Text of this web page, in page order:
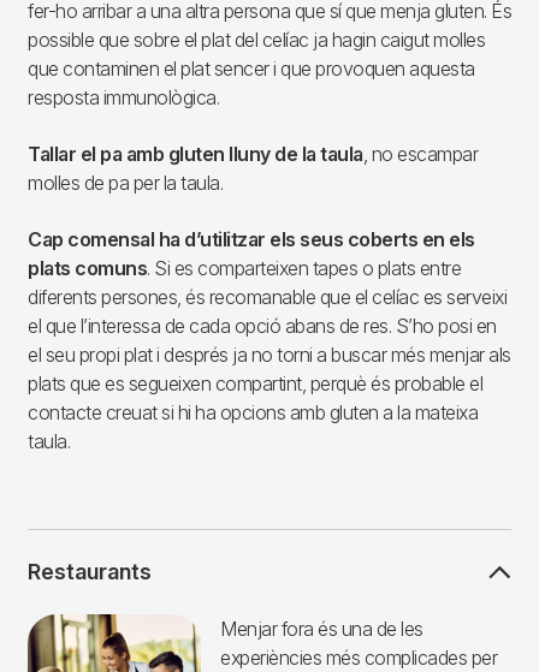
fer-ho arribar a una altra persona que sí que menja gluten. És
possible que sobre el plat del celíac ja hagin caigut molles
que contaminen el plat sencer i que provoquen aquesta
resposta immunològica.
Tallar el pa amb gluten lluny de la taula, no escampar
molles de pa per la taula.
Cap comensal ha d’utilitzar els seus coberts en els
plats comuns. Si es comparteixen tapes o plats entre
diferents persones, és recomanable que el celíac es serveixi
el que l’interessa de cada opció abans de res. S’ho posi en
el seu propi plat i després ja no torni a buscar més menjar als
plats que es segueixen compartint, perquè és probable el
contacte creuat si hi ha opcions amb gluten a la mateixa
taula.
Restaurants
Imagen
Menjar fora és una de les
experiències més complicades per